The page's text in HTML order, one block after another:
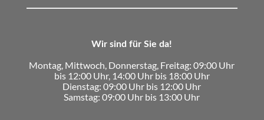
Wir sind für Sie da!
Montag, Mittwoch, Donnerstag, Freitag: 09:00 Uhr
bis 12:00 Uhr, 14:00 Uhr bis 18:00 Uhr
Dienstag: 09:00 Uhr bis 12:00 Uhr
Samstag: 09:00 Uhr bis 13:00 Uhr